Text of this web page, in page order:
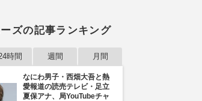
ーズの記事ランキング
時間 週間 月間
なにわ男子・西畑大吾と熱
愛報道の読売テレビ・足立
夏保アナ、局YouTubeチャ